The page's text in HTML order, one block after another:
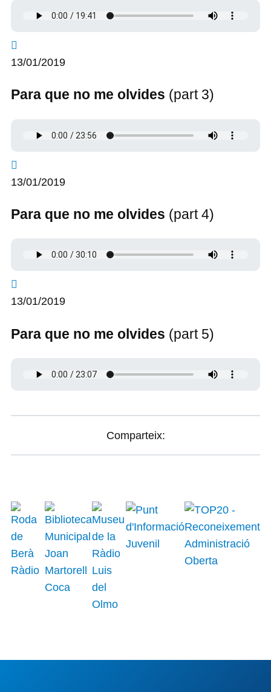
13/01/2019
Para que no me olvides (part 3)
13/01/2019
Para que no me olvides (part 4)
13/01/2019
Para que no me olvides (part 5)
Comparteix: